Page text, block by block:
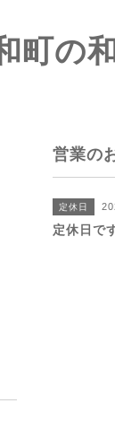
町の
営業の
定休日
定休日で